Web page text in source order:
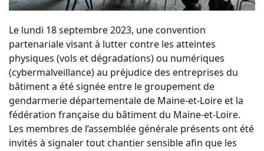
Le lundi 18 septembre 2023, une convention
partenariale visant à lutter contre les atteintes
physiques (vols et dégradations) ou numériques
(cybermalveillance) au préjudice des entreprises du
bâtiment a été signée entre le groupement de
gendarmerie départementale de Maine-et-Loire et la
fédération française du bâtiment du Maine-et-Loire.
Les membres de l’assemblée générale présents ont été
invités à signaler tout chantier sensible afin que les